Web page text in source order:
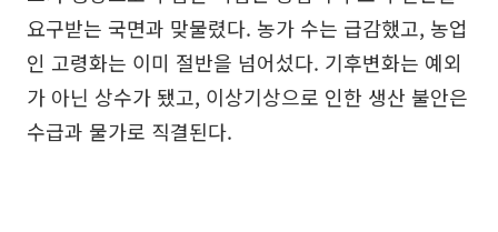
요구받는 국면과 맞물렸다. 농가 수는 급감했고, 농업
인 고령화는 이미 절반을 넘어섰다. 기후변화는 예외
가 아닌 상수가 됐고, 이상기상으로 인한 생산 불안은
수급과 물가로 직결된다.